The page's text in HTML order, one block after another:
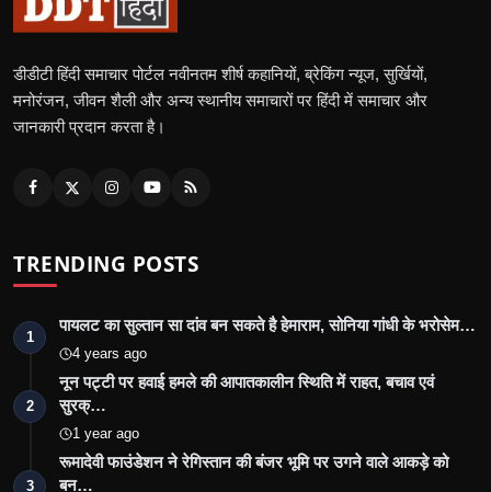
डीडीटी हिंदी समाचार पोर्टल नवीनतम शीर्ष कहानियों, ब्रेकिंग न्यूज, सुर्खियों,
मनोरंजन, जीवन शैली और अन्य स्थानीय समाचारों पर हिंदी में समाचार और
जानकारी प्रदान करता है।
TRENDING POSTS
1
पायलट का सुल्तान सा दांव बन सकते है हेमाराम, सोनिया गांधी के भरोसेम…
4 years ago
2
नून पट्टी पर हवाई हमले की आपातकालीन स्थिति में राहत, बचाव एवं
सुरक्…
1 year ago
3
रूमादेवी फाउंडेशन ने रेगिस्तान की बंजर भूमि पर उगने वाले आकड़े को
बन…